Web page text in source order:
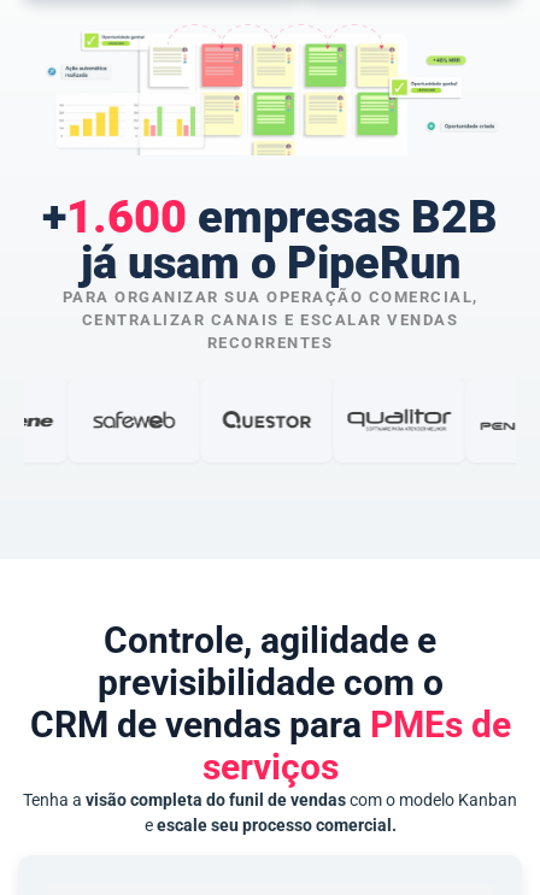
+1.600 empresas B2B
já usam o PipeRun
PARA ORGANIZAR SUA OPERAÇÃO COMERCIAL,
CENTRALIZAR CANAIS E ESCALAR VENDAS
RECORRENTES
Controle, agilidade e
previsibilidade com o
CRM de vendas para PMEs de
serviços
Tenha a visão completa do funil de vendascom o modelo Kanban
eescale seu processo comercial.